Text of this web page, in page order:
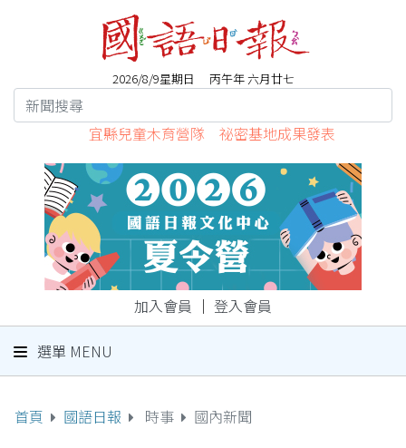
2026/8/9星期日 丙午年 六月廿七
宜縣兒童木育營隊 祕密基地成果發表
加入會員 ｜ 登入會員
選單 MENU
首頁 國語日報 時事 國內新聞